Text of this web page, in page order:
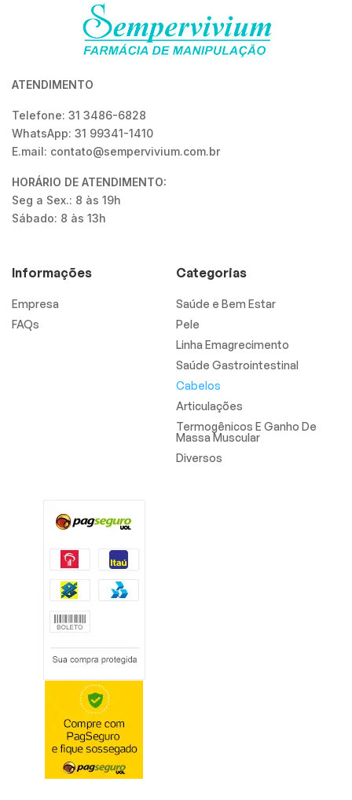
ATENDIMENTO
Telefone: 31 3486-6828
WhatsApp: 31 99341-1410
E.mail: contato@sempervivium.com.br
HORÁRIO DE ATENDIMENTO:
Seg a Sex.: 8 às 19h
Sábado: 8 às 13h
Informações
Empresa
FAQs
Categorias
Saúde e Bem Estar
Pele
Linha Emagrecimento
Saúde Gastrointestinal
Cabelos
Articulações
Termogênicos E Ganho De
Massa Muscular
Diversos